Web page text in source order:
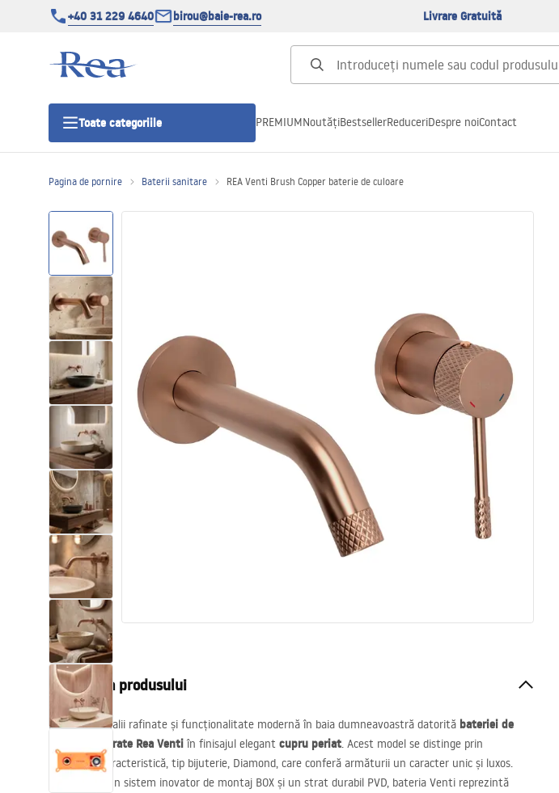
+40 31 229 4640 birou@baie-rea.ro Livrare Gratuită
Toate categoriile
Usi pentru cabine de dus
Cadite de dus
Rigole Liniare
Vase WC si Bideuri
Lavoare
Cazi cu paravane
Baterii sanitare
Dusuri
Bucatarie
Accesorii și mobilier pentru baie
PREMIUMNoutățiBestsellerReduceriDespre noiContact
Pagina de pornire Baterii sanitare REA Venti Brush Copper baterie de culoare
Descrierea produsului
Mizați pe detalii rafinate și funcționalitate modernă în baia dumneavoastră datorită bateriei de
lavoar încastrate Rea Venti în finisajul elegant cupru periat. Acest model se distinge prin
moletarea caracteristică, tip bijuterie, Diamond, care conferă armăturii un caracter unic și luxos.
Echipată cu un sistem inovator de montaj BOX și un strat durabil PVD, bateria Venti reprezintă